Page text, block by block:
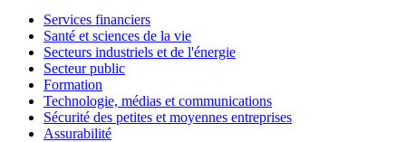
Services financiers
Santé et sciences de la vie
Secteurs industriels et de l'énergie
Secteur public
Formation
Technologie, médias et communications
Sécurité des petites et moyennes entreprises
Assurabilité